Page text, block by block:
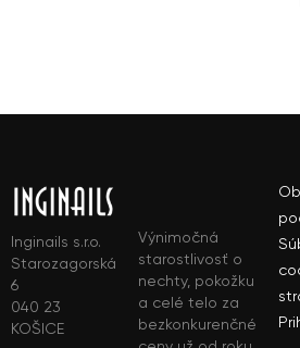
Inginails s.r.o.
Starozagorská
6
040 23
KOŠICE
Výnimočná
starostlivosť o
nechty, pokožku
a celé telo za
bezkonkurenčné